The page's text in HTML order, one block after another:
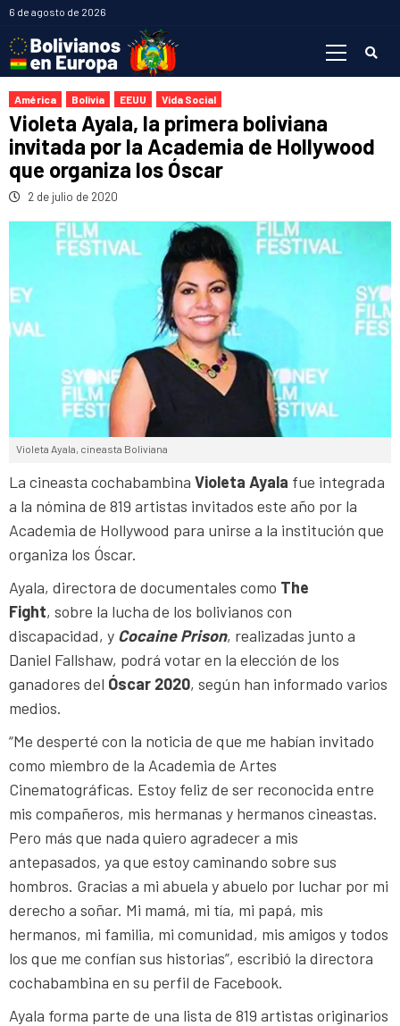
Saltar
contenido
6 de agosto de 2026
América Bolivia EEUU Vida Social
Violeta Ayala, la primera boliviana
invitada por la Academia de Hollywood
que organiza los Óscar
2 de julio de 2020
Violeta Ayala, cineasta Boliviana
La cineasta cochabambina Violeta Ayala fue integrada
a la nómina de 819 artistas invitados este año por la
Academia de Hollywood para unirse a la institución que
organiza los Óscar.
Ayala, directora de documentales como The
Fight, sobre la lucha de los bolivianos con
discapacidad, y Cocaine Prison, realizadas junto a
Daniel Fallshaw, podrá votar en la elección de los
ganadores del Óscar 2020, según han informado varios
medios.
“Me desperté con la noticia de que me habían invitado
como miembro de la Academia de Artes
Cinematográficas. Estoy feliz de ser reconocida entre
mis compañeros, mis hermanas y hermanos cineastas.
Pero más que nada quiero agradecer a mis
antepasados, ya que estoy caminando sobre sus
hombros. Gracias a mi abuela y abuelo por luchar por mi
derecho a soñar. Mi mamá, mi tía, mi papá, mis
hermanos, mi familia, mi comunidad, mis amigos y todos
los que me confían sus historias”, escribió la directora
cochabambina en su perfil de Facebook.
Ayala forma parte de una lista de 819 artistas originarios